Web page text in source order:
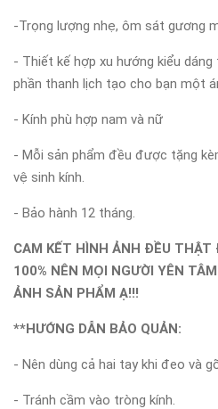
-Trọng lượng nhẹ, ôm sát gương
- Thiết kế hợp xu hướng kiểu
phần thanh lịch tạo cho bạn một
- Kính phù hợp nam và nữ
- Mỗi sản phẩm đều được tặng
vệ sinh kính.
- Bảo hành 12 tháng.
CAM KẾT HÌNH ẢNH ĐỀU THẬT
100% NÊN MỌI NGƯỜI YÊN
ẢNH SẢN PHẨM Ạ!!!
**HƯỚNG DẪN BẢO QUẢN:
- Nên dùng cả hai tay khi đeo và
- Tránh cầm vào tròng kính.